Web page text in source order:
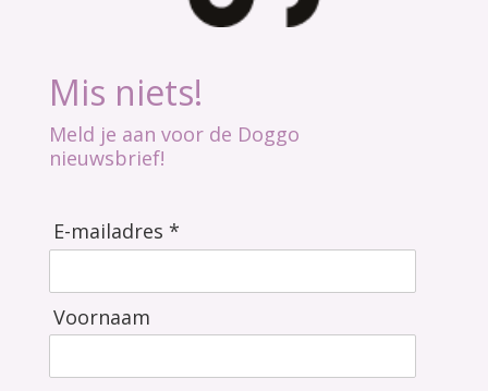
Mis niets!
Meld je aan voor de Doggo
nieuwsbrief!
E-mailadres *
Voornaam